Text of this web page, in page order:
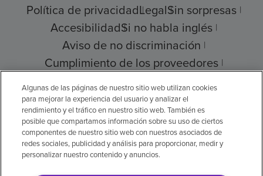
Política de privacidadLegalSin sorpresas
AccesibilidadSi no habla inglés
Aviso de no discriminación
Cumplimiento de los proveedores
Transparencia de precios
© 2026 Encompass Health Corporation
Preferencias de cookies
Algunas de las páginas de nuestro sitio web utilizan cookies
para mejorar la experiencia del usuario y analizar el
rendimiento y el tráfico en nuestro sitio web. También es
posible que compartamos información sobre su uso de ciertos
componentes de nuestro sitio web con nuestros asociados de
redes sociales, publicidad y análisis para proporcionar, medir y
personalizar nuestro contenido y anuncios.